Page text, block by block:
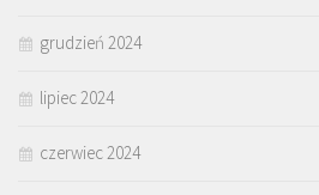
grudzień 2024
lipiec 2024
czerwiec 2024